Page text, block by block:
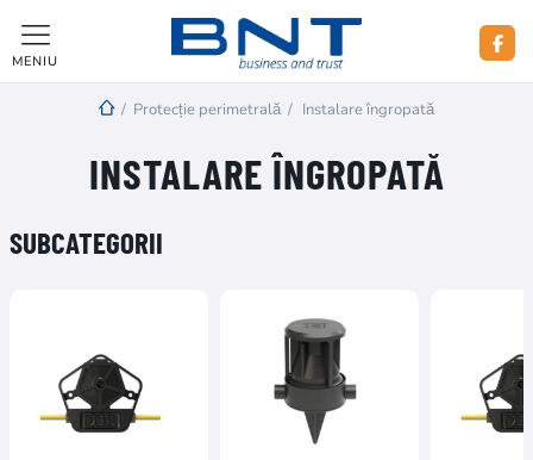
MENIU
/ Protecție perimetrală / Instalare îngropată
INSTALARE ÎNGROPATĂ
SUBCATEGORII